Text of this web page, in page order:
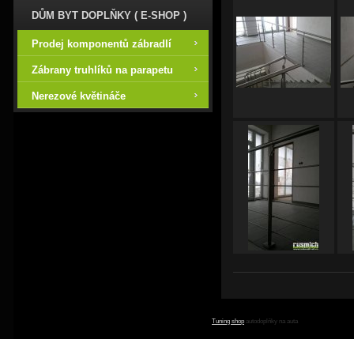
DŮM BYT DOPLŇKY ( E-SHOP )
Prodej komponentů zábradlí
Zábrany truhlíků na parapetu
Nerezové květináče
Tuning shop autodoplňky na auta